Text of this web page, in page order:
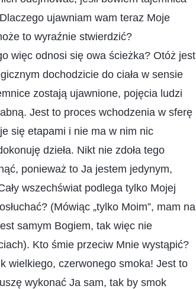
ujawniam wam teraz Moje
to wyraźnie stwierdzić?
więc odnosi się owa ścieżka? Otóż jest
dochodzicie do ciała w sensie
zostają ujawnione, pojęcia ludzi
Jest to proces wchodzenia w sferę
się etapami i nie ma w nim nic
dzieła. Nikt nie zdoła tego
ponieważ to Ja jestem jedynym,
wszechświat podlega tylko Mojej
(Mówiąc „tylko Moim”, mam na
samym Bogiem, tak więc nie
Kto śmie przeciw Mnie wystąpić?
wielkiego, czerwonego smoka! Jest to
wykonać Ja sam, tak by smok